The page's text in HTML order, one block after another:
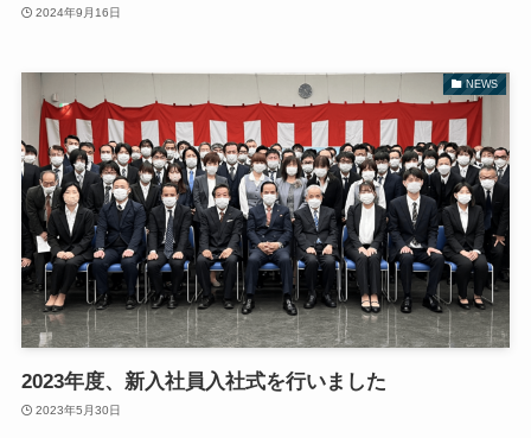
2024年9月16日
NEWS
2023年度、新入社員入社式を行いました
2023年5月30日